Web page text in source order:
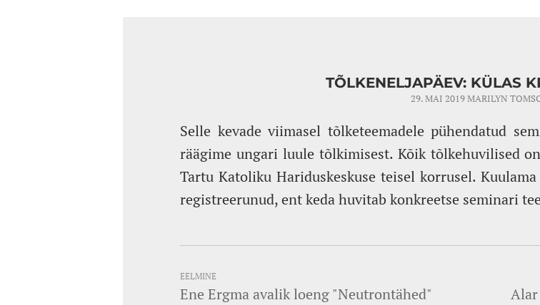
TÕLKENELJAPÄEV: KÜLAS
29. MAI 2019MARILYN
Selle kevade viimasel tõlketeemadele pühendatud
räägime ungari luule tõlkimisest. Kõik tõlkehuvilised
Tartu Katoliku Hariduskeskuse teisel korrusel.
registreerunud, ent keda huvitab konkreetse seminari
EELMINE
Ene Ergma avalik loeng "Neutrontähed"
Alar